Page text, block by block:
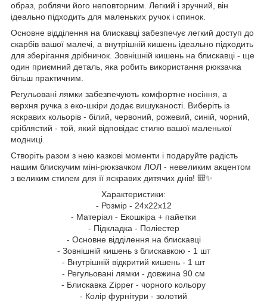
образ, роблячи його неповторним. Легкий і зручний, він
ідеально підходить для маленьких ручок і спинок.
Основне відділення на блискавці забезпечує легкий доступ до
скарбів вашої малечі, а внутрішній кишень ідеально підходить
для зберігання дрібничок. Зовнішній кишень на блискавці - ще
один приємний деталь, яка робить використання рюкзачка
більш практичним.
Регульовані лямки забезпечують комфортне носіння, а
верхня ручка з еко-шкіри додає вишуканості. Виберіть із
яскравих кольорів - білий, червоний, рожевий, синій, чорний,
сріблястий - той, який відповідає стилю вашої маленької
модниці.
Створіть разом з нею казкові моменти і подаруйте радість
нашим блискучим міні-рюкзачком ЛОЛ - невеликим акцентом
з великим стилем для її яскравих дитячих днів! 🎒✨
Характеристики:
- Розмір - 24х22х12
- Матеріал - Екошкіра + пайетки
- Підкладка - Поліестер
- Основне відділення на блискавці
- Зовнішній кишень з блискавкою - 1 шт
- Внутрішній відкритий кишень - 1 шт
- Регульовані лямки - довжина 90 см
- Блискавка Zipper - чорного кольору
- Колір фурнітури - золотий